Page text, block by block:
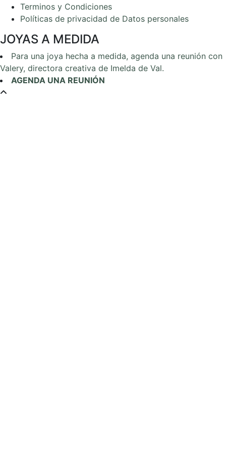
Terminos y Condiciones
Políticas de privacidad de Datos personales
JOYAS A MEDIDA
Para una joya hecha a medida, agenda una reunión con
Valery, directora creativa de Imelda de Val.
AGENDA UNA REUNIÓN